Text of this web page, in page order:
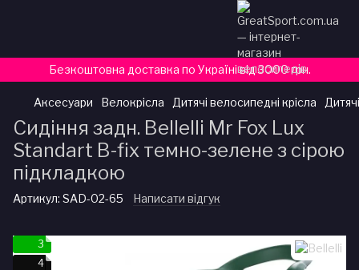
Безкоштовна доставка по Україні від 3000 грн.
Аксесуари Велокрісла Дитячі велосипедні крісла
Сидіння задн. Bellelli Mr Fox Lux
Standart B-fix темно-зелене з сірою
підкладкою
Артикул: SAD-02-65 Написати відгук
3
4